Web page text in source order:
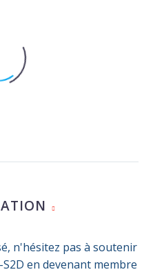
n'hésitez pas à soutenir
en devenant membre